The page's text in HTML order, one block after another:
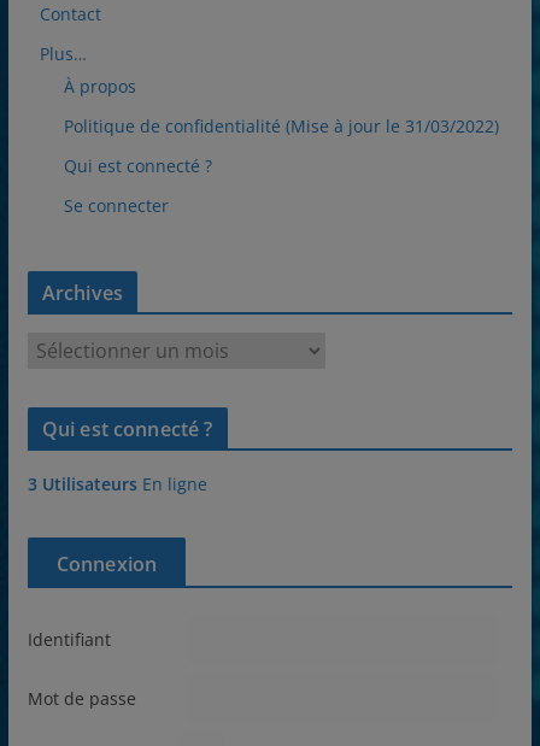
Contact
Plus…
À propos
Politique de confidentialité (Mise à jour le 31/03/2022)
Qui est connecté ?
Se connecter
Archives
c
v
Qui est connecté ?
3 Utilisateurs En ligne
Connexion
Identifiant
Mot de passe